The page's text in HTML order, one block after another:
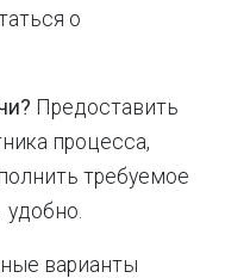
о
Предоставить
процесса,
требуемое
удобно.
варианты